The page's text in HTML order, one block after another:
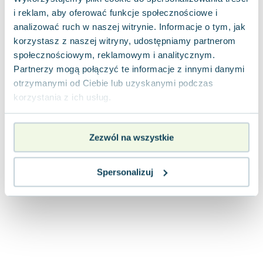
i reklam, aby oferować funkcje społecznościowe i
analizować ruch w naszej witrynie. Informacje o tym, jak
korzystasz z naszej witryny, udostępniamy partnerom
społecznościowym, reklamowym i analitycznym.
Partnerzy mogą połączyć te informacje z innymi danymi
otrzymanymi od Ciebie lub uzyskanymi podczas
korzystania z ich usług.
Zezwól na wszystkie
Spersonalizuj
Joseph Murphy
Jan Sztaudynger
Aleksander Puszkin
Oscar Wilde
Małgorzata Ohme
Maddie Ziegler
Leszek Czarnecki
Joanna Racewicz
Eric Helms